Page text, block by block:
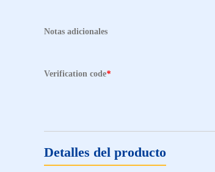
Notas adicionales
Verification code*
Detalles del producto